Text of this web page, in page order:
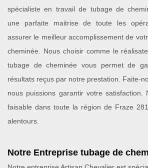
spécialiste en travail de tubage de
une parfaite maitrise de toute les
assurer le meilleur accomplissement de
cheminée. Nous choisir comme le
tubage de cheminée vous permet de
résultats reçus par notre prestation. Faite-
nous puissions garantir votre satisfaction.
faisable dans toute la région de Fraze
alentours.
Notre Entreprise tubage de